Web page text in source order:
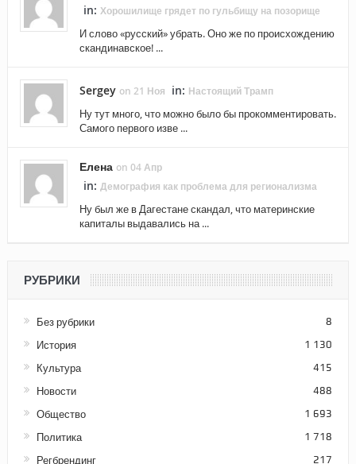
in: Хорошилище грядет по гульбищу на позорище
И слово «русский» убрать. Оно же по происхождению
скандинавское! ...
Sergey on 21 Ноя in: Настоящий Трамп
Ну тут много, что можно было бы прокомментировать.
Самого первого изве ...
Елена on 04 Апр
in: Демография как проблема для регионализма
Ну был же в Дагестане скандал, что материнские
капиталы выдавались на ...
РУБРИКИ
Без рубрики 8
История 1 130
Культура 415
Новости 488
Общество 1 693
Политика 1 718
Регбрендинг 217